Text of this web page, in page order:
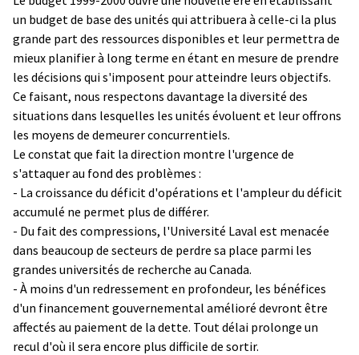
un budget de base des unités qui attribuera à celle-ci la plus
grande part des ressources disponibles et leur permettra de
mieux planifier à long terme en étant en mesure de prendre
les décisions qui s'imposent pour atteindre leurs objectifs.
Ce faisant, nous respectons davantage la diversité des
situations dans lesquelles les unités évoluent et leur offrons
les moyens de demeurer concurrentiels.
Le constat que fait la direction montre l'urgence de
s'attaquer au fond des problèmes :
- La croissance du déficit d'opérations et l'ampleur du déficit
accumulé ne permet plus de différer.
- Du fait des compressions, l'Université Laval est menacée
dans beaucoup de secteurs de perdre sa place parmi les
grandes universités de recherche au Canada.
- À moins d'un redressement en profondeur, les bénéfices
d'un financement gouvernemental amélioré devront être
affectés au paiement de la dette. Tout délai prolonge un
recul d'où il sera encore plus difficile de sortir.